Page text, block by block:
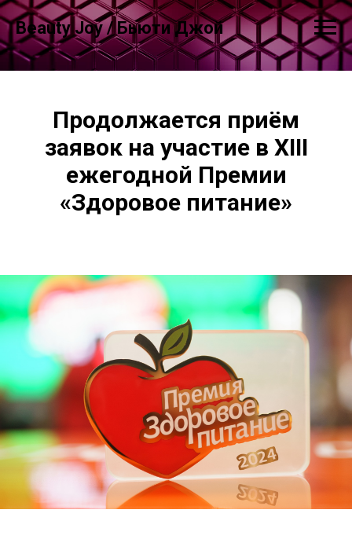
Beauty Joy / Бьюти Джой
Продолжается приём
заявок на участие в XIII
ежегодной Премии
«Здоровое питание»